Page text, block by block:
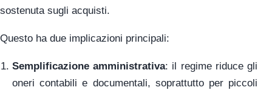
sostenuta sugli acquisti.
Questo ha due implicazioni principali:
Semplificazione amministrativa: il regime riduce gli
oneri contabili e documentali, soprattutto per piccoli